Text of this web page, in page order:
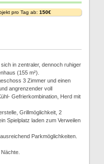
pro Tag ab: 150€
in zentraler, dennoch ruhiger
(155 m²).
3 Zimmer und einen
angrenzender voll
Gefrierkombination, Herd mit
Grillmöglichkeit, 2
Spielplatz laden zum Verweilen
Parkmöglichkeiten.